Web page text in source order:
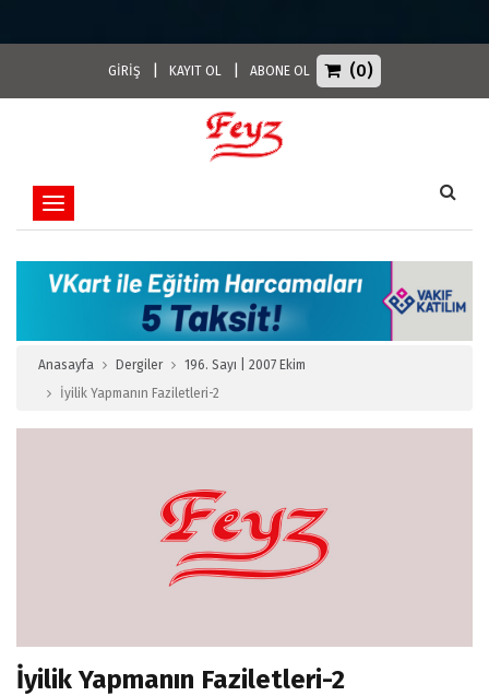
GİRİŞ KAYIT OL ABONE OL (0)
Toggle navigation
Anasayfa Dergiler
196. Sayı | 2007 Ekim
İyilik Yapmanın Faziletleri-2
İyilik Yapmanın Faziletleri-2